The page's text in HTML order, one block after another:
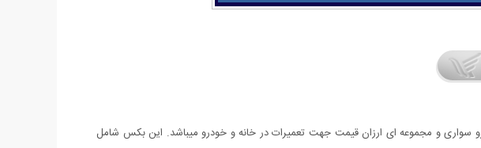
سواری و مجموعه ای ارزان قیمت جهت تعمیرات در خانه و خودرو میباشد. این بکس شامل